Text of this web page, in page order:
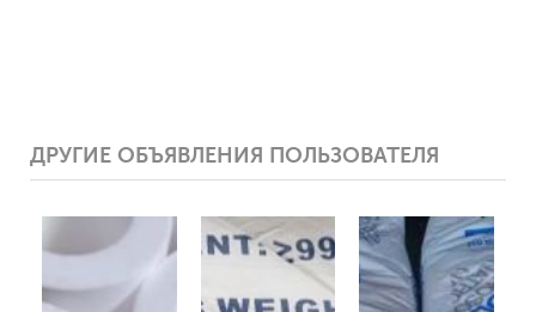
ДРУГИЕ ОБЪЯВЛЕНИЯ ПОЛЬЗОВАТЕЛЯ